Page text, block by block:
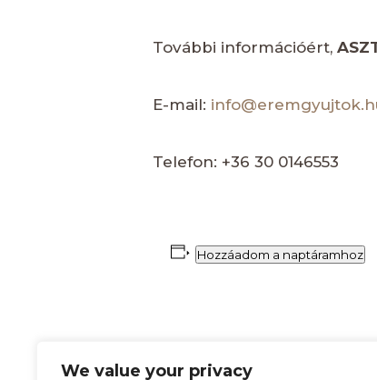
We value your privacy
További információért,
E-mail:
Telefon: +36 30 0146553
Hozzáadom a naptáramhoz